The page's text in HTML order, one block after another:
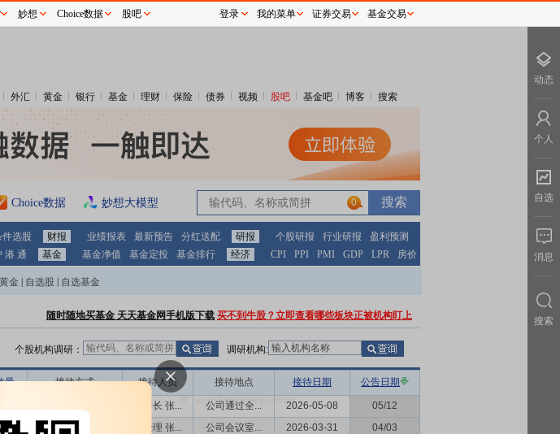
外汇 黄金 银行 基金 理财 保险 债券 视频 股吧 基金吧 博客 搜索
Choice数据 妙想大模型 0
件选股 财报 业绩报表 最新预告 分红送配 研报 个股研报 行业研报
盈利预测
港 通 基金 基金净值 基金定投 基金排行 经济 CPI PPI PMI GDP LPR 房价
黄金 自选股 自选基金
随时随地买基金 天天基金网手机版下载 买不到牛股？立即查看哪些板块正被机构盯上
个股机构调研： 调研机构:
量 接待方式 接待人员 接待地点 接待日期 公告日期
董事长 张... 公司通过全... 2026-05-08
05/12
特定对象调研... 总经理 张... 公司会议室... 2026-03-31
04/03
妙想 Choice数据 股吧 登录 我的菜单 证券交易 基金交易
动态
个人
自选
消息
搜索